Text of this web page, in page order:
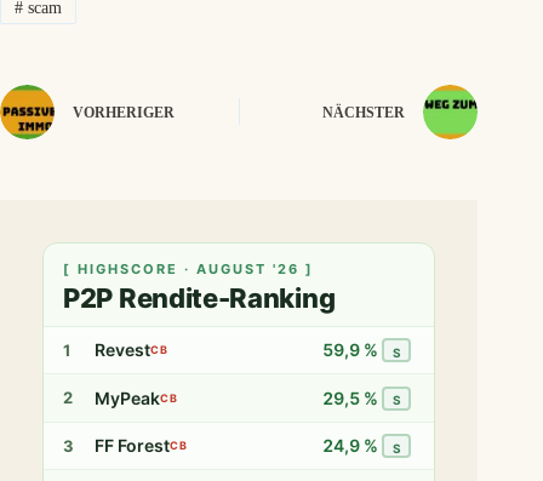
#scam
VORHERIGER NÄCHSTER
[ HIGHSCORE · AUGUST '26 ]
P2P Rendite-Ranking
1 RevestCB 59,9 % S
2 MyPeakCB 29,5 % S
3 FF ForestCB 24,9 % S